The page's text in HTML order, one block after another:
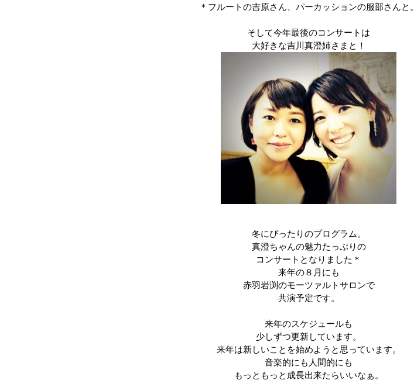
＊フルートの吉原さん、パーカッションの服部さんと。
そして今年最後のコンサートは
大好きな吉川真澄姉さまと！
冬にぴったりのプログラム。
真澄ちゃんの魅力たっぷりの
コンサートとなりました＊
来年の８月にも
赤羽岩渕のモーツァルトサロンで
共演予定です。
来年のスケジュールも
少しずつ更新しています。
来年は新しいことを始めようと思っています。
音楽的にも人間的にも
もっともっと成長出来たらいいなぁ。